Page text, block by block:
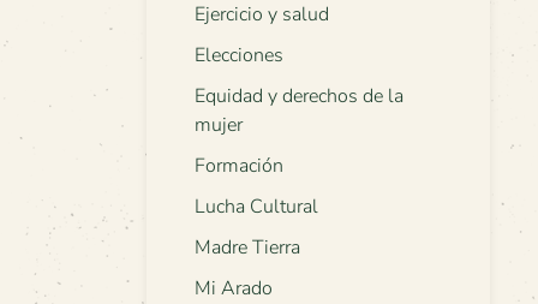
Ejercicio y salud
Elecciones
Equidad y derechos de la
mujer
Formación
Lucha Cultural
Madre Tierra
Mi Arado